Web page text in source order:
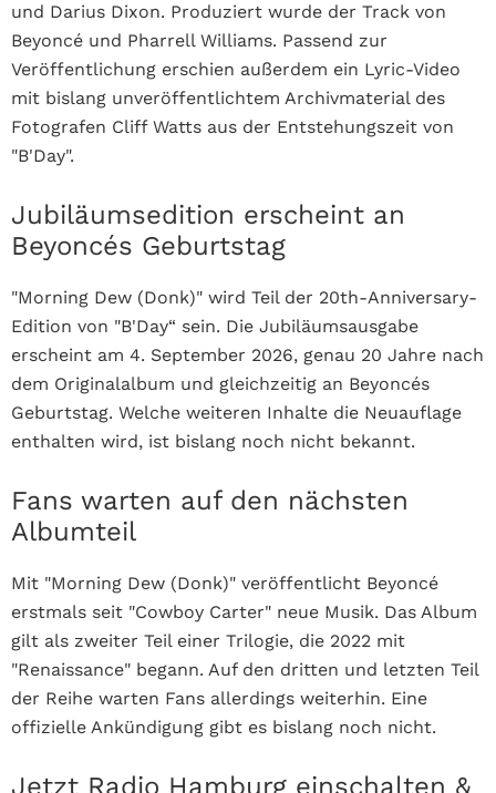
und Darius Dixon. Produziert wurde der Track von
Beyoncé und Pharrell Williams. Passend zur
Veröffentlichung erschien außerdem ein Lyric-Video
mit bislang unveröffentlichtem Archivmaterial des
Fotografen Cliff Watts aus der Entstehungszeit von
"B'Day".
Jubiläumsedition erscheint an
Beyoncés Geburtstag
"Morning Dew (Donk)" wird Teil der 20th-Anniversary-
Edition von "B'Day“ sein. Die Jubiläumsausgabe
erscheint am 4. September 2026, genau 20 Jahre nach
dem Originalalbum und gleichzeitig an Beyoncés
Geburtstag. Welche weiteren Inhalte die Neuauflage
enthalten wird, ist bislang noch nicht bekannt.
Fans warten auf den nächsten
Albumteil
Mit "Morning Dew (Donk)" veröffentlicht Beyoncé
erstmals seit "Cowboy Carter" neue Musik. Das Album
gilt als zweiter Teil einer Trilogie, die 2022 mit
"Renaissance" begann. Auf den dritten und letzten Teil
der Reihe warten Fans allerdings weiterhin. Eine
offizielle Ankündigung gibt es bislang noch nicht.
Jetzt Radio Hamburg einschalten &